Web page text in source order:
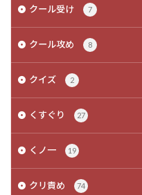
クール受け 7
クール攻め 8
クイズ 2
くすぐり 27
くノ一 19
クリ責め 74